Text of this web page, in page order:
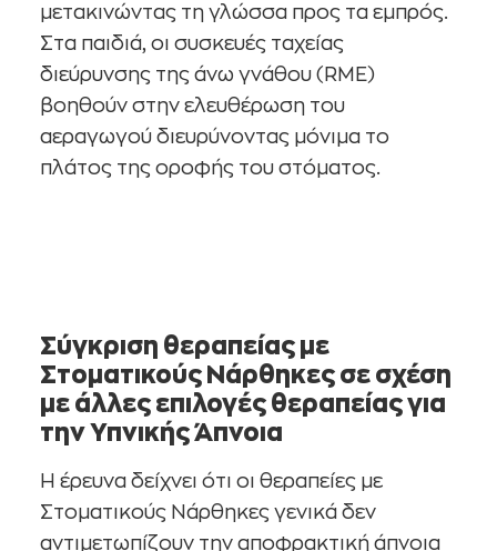
μετακινώντας τη γλώσσα προς τα εμπρός.
Στα παιδιά, οι συσκευές ταχείας
διεύρυνσης της άνω γνάθου (RME)
βοηθούν στην ελευθέρωση του
αεραγωγού διευρύνοντας μόνιμα το
πλάτος της οροφής του στόματος.
Σύγκριση θεραπείας με
Στοματικούς Νάρθηκες σε σχέση
με άλλες επιλογές θεραπείας για
την Υπνικής Άπνοια
Η έρευνα δείχνει ότι οι θεραπείες με
Στοματικούς Νάρθηκες γενικά δεν
αντιμετωπίζουν την αποφρακτική άπνοια